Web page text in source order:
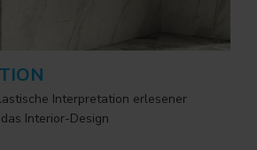
Interpretation erlesener
Interior-Design